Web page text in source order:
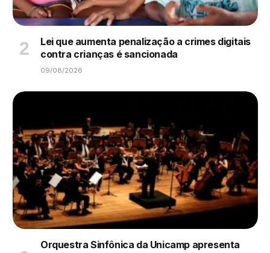
Lei que aumenta penalização a crimes digitais
contra crianças é sancionada
09/08/2026
Orquestra Sinfônica da Unicamp apresenta